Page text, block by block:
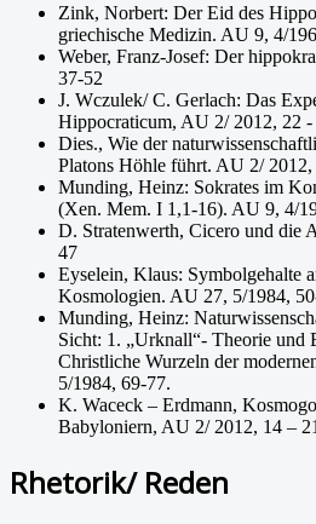
Zink, Norbert: Der Eid des
griechische Medizin. AU 9, 4/
Weber, Franz-Josef: Der
37-52
J. Wczulek/ C. Gerlach: Das
Hippocraticum, AU 2/ 2012, 22 -
Dies., Wie der
Platons Höhle führt. AU 2/ 2012,
Munding, Heinz: Sokrates im
(Xen. Mem. I 1,1-16). AU 9, 4/
D. Stratenwerth, Cicero und die
47
Eyselein, Klaus: Symbolgehalte
Kosmologien. AU 27, 5/1984,
Munding, Heinz:
Sicht: 1. „Urknall“- Theorie und
Christliche Wurzeln der
5/1984, 69-77.
K. Waceck – Erdmann,
Babyloniern, AU 2/ 2012, 14 – 21
Rhetorik/ Reden